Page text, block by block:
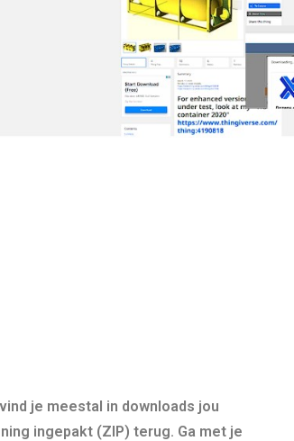
vind je meestal in downloads jou
ingepakt (ZIP) terug. Ga met je